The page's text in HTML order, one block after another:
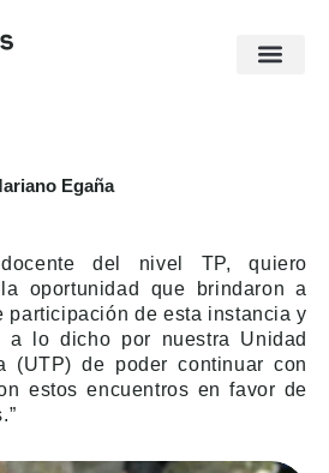
Egaña
docente del nivel TP, quiero
oportunidad que brindaron a
participación de esta instancia y
a lo dicho por nuestra Unidad
(UTP) de poder continuar con
estos encuentros en favor de